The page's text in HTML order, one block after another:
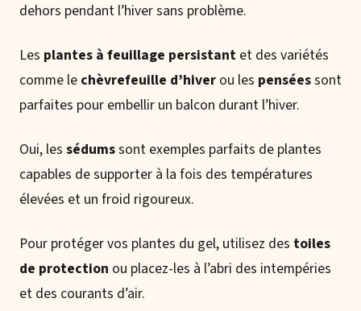
dehors pendant l’hiver sans problème.
Les plantes à feuillage persistant et des variétés
comme le chèvrefeuille d’hiver ou les penséessont
parfaites pour embellir un balcon durant l’hiver.
Oui, les sédumssont exemples parfaits de plantes
capables de supporter à la fois des températures
élevées et un froid rigoureux.
Pour protéger vos plantes du gel, utilisez des toiles
de protection ou placez-les à l’abri des intempéries
et des courants d’air.